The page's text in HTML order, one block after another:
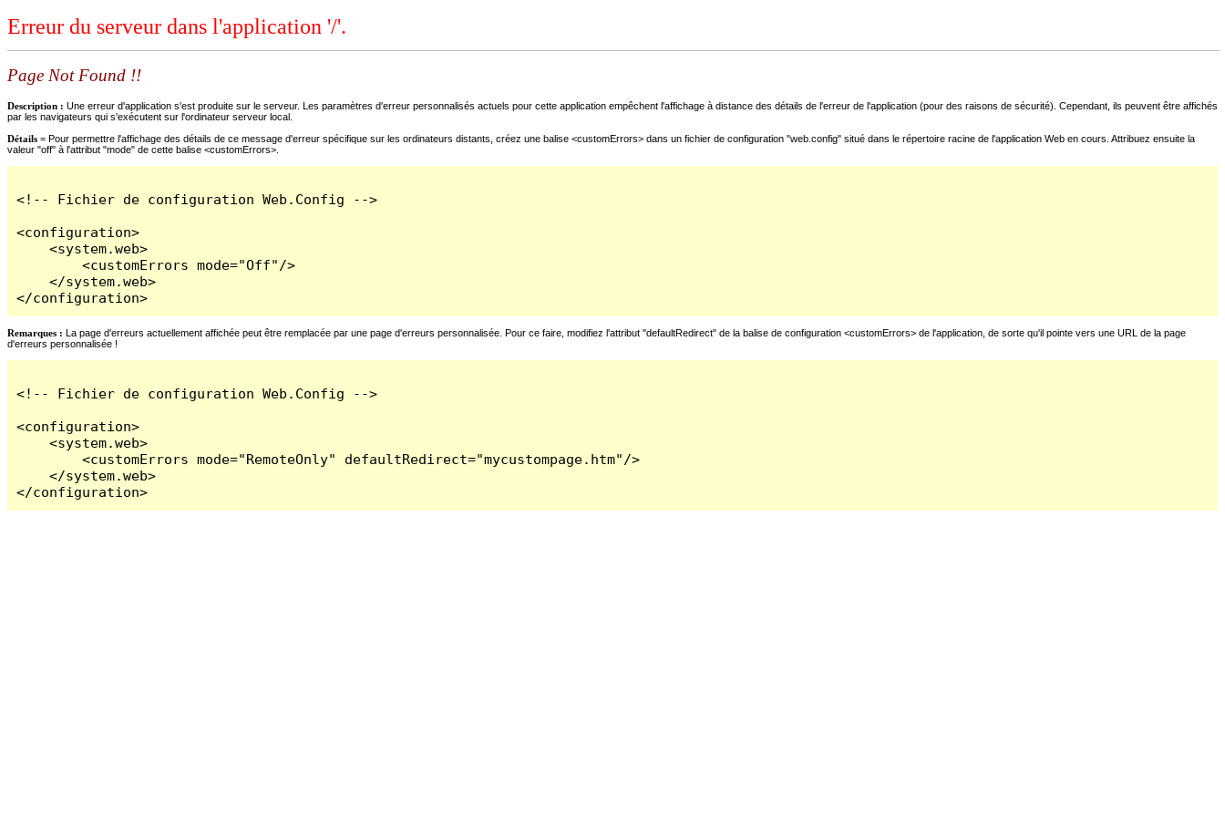
Erreur du serveur dans l'application '/'.
Page Not Found !!
Description : Une erreur d'application s'est produite sur le serveur. Les paramètres d'erreur personnalisés actuels pour cette application empêchent l'affichage à distance des détails de l'erreur de l'application (pour des raisons de sécurité). Cependant, ils peuvent être affichés
par les navigateurs qui s'exécutent sur l'ordinateur serveur local.
Détails = Pour permettre l'affichage des détails de ce message d'erreur spécifique sur les ordinateurs distants, créez une balise <customErrors> dans un fichier de configuration "web.config" situé dans le répertoire racine de l'application Web en cours. Attribuez ensuite la
valeur "off" à l'attribut "mode" de cette balise <customErrors>.
<!-- Fichier de configuration Web.Config -->
<configuration>
    <system.web>
        <customErrors mode="Off"/>
    </system.web>
</configuration>
Remarques : La page d'erreurs actuellement affichée peut être remplacée par une page d'erreurs personnalisée. Pour ce faire, modifiez l'attribut "defaultRedirect" de la balise de configuration <customErrors> de l'application, de sorte qu'il pointe vers une URL de la page
d'erreurs personnalisée !
<!-- Fichier de configuration Web.Config -->
<configuration>
    <system.web>
        <customErrors mode="RemoteOnly" defaultRedirect="mycustompage.htm"/>
    </system.web>
</configuration>